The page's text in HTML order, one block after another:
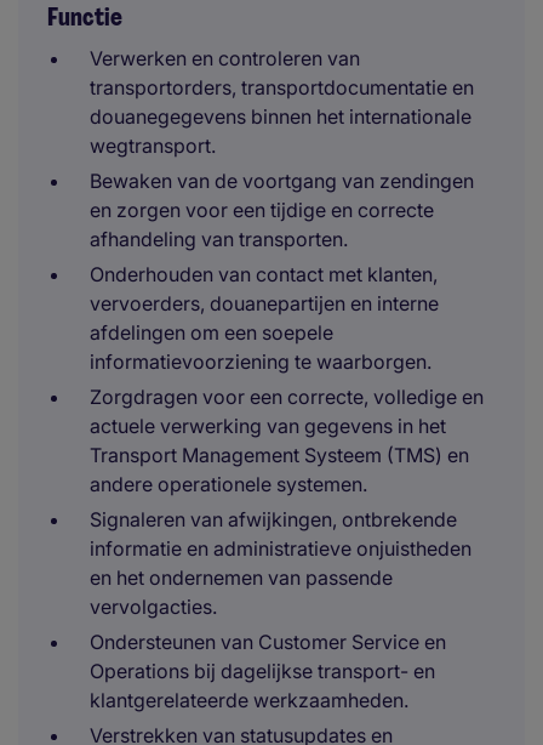
Functie
Verwerken en controleren van
transportorders, transportdocumentatie en
douanegegevens binnen het internationale
wegtransport.
Bewaken van de voortgang van zendingen
en zorgen voor een tijdige en correcte
afhandeling van transporten.
Onderhouden van contact met klanten,
vervoerders, douanepartijen en interne
afdelingen om een soepele
informatievoorziening te waarborgen.
Zorgdragen voor een correcte, volledige en
actuele verwerking van gegevens in het
Transport Management Systeem (TMS) en
andere operationele systemen.
Signaleren van afwijkingen, ontbrekende
informatie en administratieve onjuistheden
en het ondernemen van passende
vervolgacties.
Ondersteunen van Customer Service en
Operations bij dagelijkse transport- en
klantgerelateerde werkzaamheden.
Verstrekken van statusupdates en